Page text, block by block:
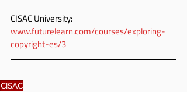
CISAC University:
www.futurelearn.com/courses/exploring-
copyright-es/3
CISAC